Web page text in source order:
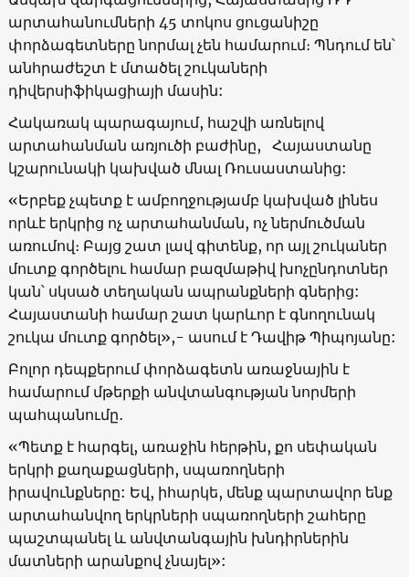
արտահանումների 45 տոկոս ցուցանիշը
փորձագետները նորմալ չեն համարում։ Պնդում են՝
անհրաժեշտ է մտածել շուկաների
դիվերսիֆիկացիայի մասին:
Հակառակ պարագայում, հաշվի առնելով
արտահանման առյուծի բաժինը, Հայաստանը
կշարունակի կախված մնալ Ռուսաստանից:
«Երբեք չպետք է ամբողջությամբ կախված լինես
որևէ երկրից ոչ արտահանման, ոչ ներմուծման
առումով։ Բայց շատ լավ գիտենք, որ այլ շուկաներ
մուտք գործելու համար բազմաթիվ խոչընդոտներ
կան՝ սկսած տեղական ապրանքների գներից:
Հայաստանի համար շատ կարևոր է գնողունակ
շուկա մուտք գործել»,- ասում է Դավիթ Պիպոյանը:
Բոլոր դեպքերում փորձագետն առաջնային է
համարում մթերքի անվտանգության նորմերի
պահպանումը․
«Պետք է հարգել, առաջին հերթին, քո սեփական
երկրի քաղաքացների, սպառողների
իրավունքները: Եվ, իհարկե, մենք պարտավոր ենք
արտահանվող երկրների սպառողների շահերը
պաշտպանել և անվտանգային խնդիրներին
մատների արանքով չնայել»: